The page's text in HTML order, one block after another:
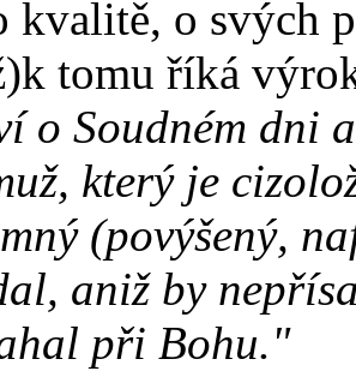
kvalitě, o svých
tomu říká
o Soudném dni
který je
(povýšený,
aniž by
při Bohu."